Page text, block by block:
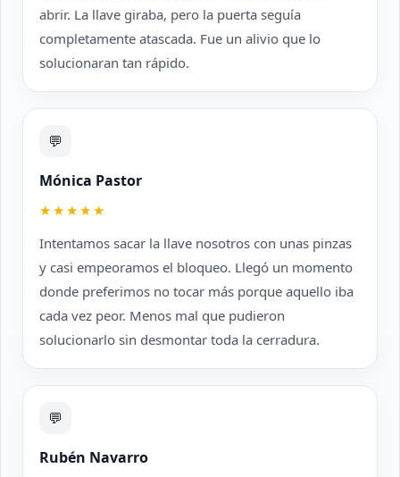
abrir. La llave giraba, pero la puerta seguía
completamente atascada. Fue un alivio que lo
solucionaran tan rápido.
💬
Mónica Pastor
★★★★★
Intentamos sacar la llave nosotros con unas pinzas
y casi empeoramos el bloqueo. Llegó un momento
donde preferimos no tocar más porque aquello iba
cada vez peor. Menos mal que pudieron
solucionarlo sin desmontar toda la cerradura.
💬
Rubén Navarro